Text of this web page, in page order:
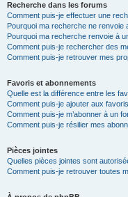
Recherche dans les forums
Comment puis-je effectuer une
Pourquoi ma recherche ne renvoie
Pourquoi ma recherche renvoie à
Comment puis-je rechercher des
Comment puis-je retrouver mes
Favoris et abonnements
Quelle est la différence entre les
Comment puis-je ajouter aux
Comment puis-je m’abonner à un
Comment puis-je résilier mes
Pièces jointes
Quelles pièces jointes sont
Comment puis-je retrouver toutes